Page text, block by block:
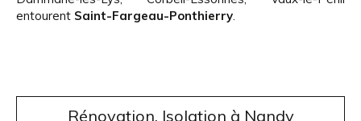
entourent Saint-Fargeau-Ponthierry.
Rénovation, Isolation à Nandy